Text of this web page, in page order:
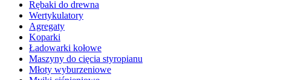
Rębaki do drewna
Wertykulatory
Agregaty
Koparki
Ładowarki kołowe
Maszyny do cięcia styropianu
Młoty wyburzeniowe